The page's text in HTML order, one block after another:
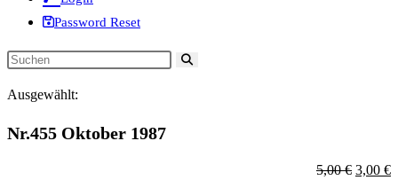
Password Reset
Diese
durchsuchen
Ausgewählt:
Nr.455 Oktober 1987
5,00€ 3,00 €